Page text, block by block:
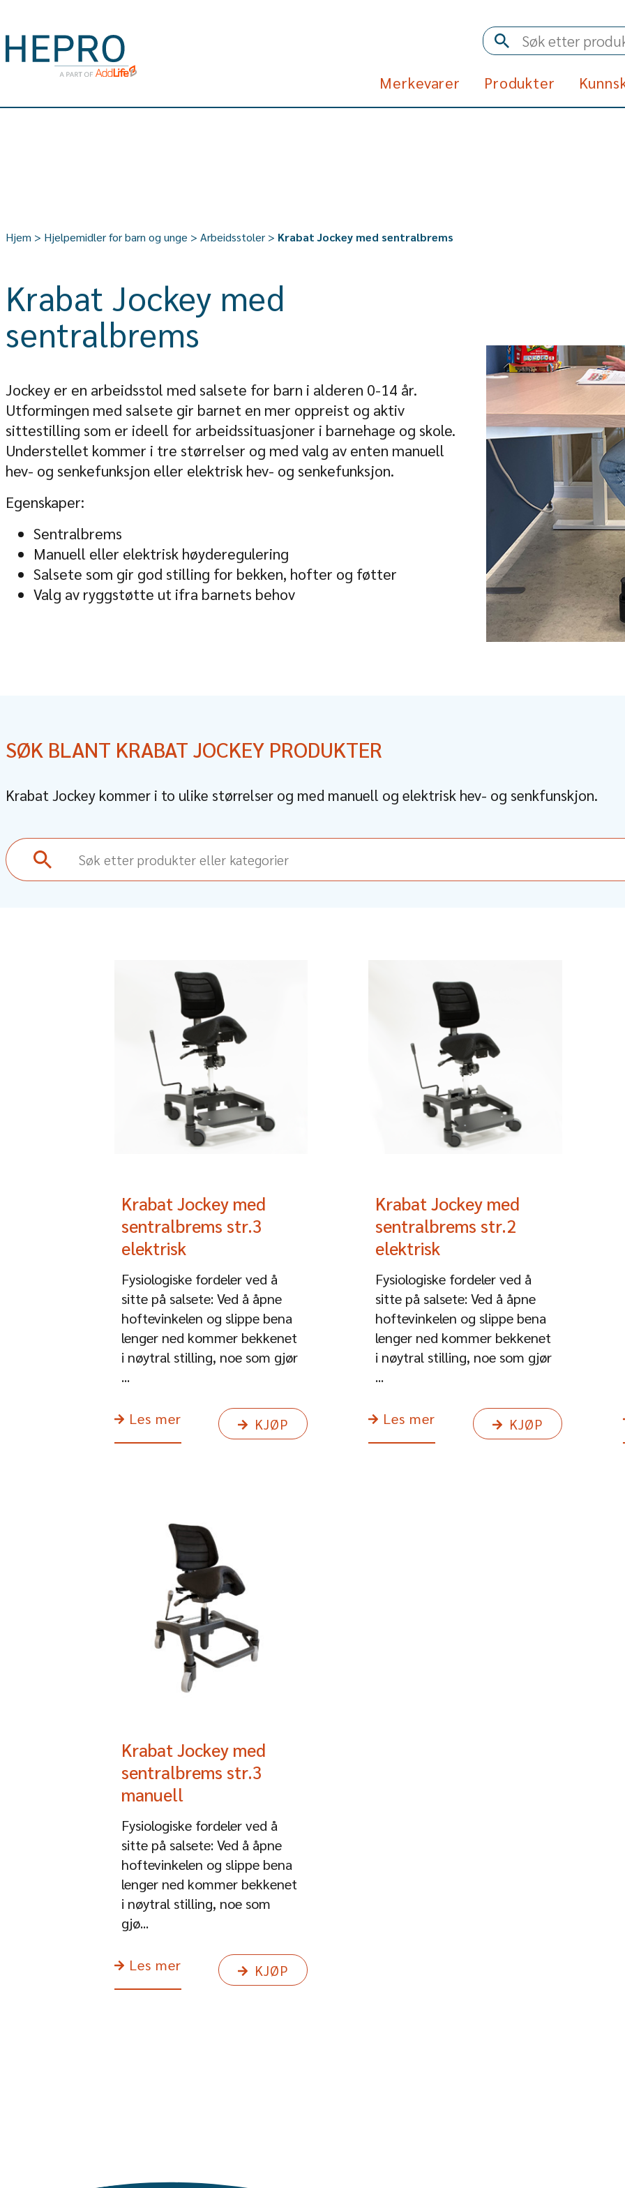
Merkevarer Produkter
Hjem > Hjelpemidler for barn og unge > Arbeidsstoler > Krabat Jockey med sentralbrems
Krabat Jockey med
sentralbrems
Jockey er en arbeidsstol med salsete for barn i alderen 0-14 år.
Utformingen med salsete gir barnet en mer oppreist og aktiv
sittestilling som er ideell for arbeidssituasjoner i barnehage og skole.
Understellet kommer i tre størrelser og med valg av enten manuell
hev- og senkefunksjon eller elektrisk hev- og senkefunksjon.
Egenskaper:
Sentralbrems
Manuell eller elektrisk høyderegulering
Salsete som gir god stilling for bekken, hofter og føtter
Valg av ryggstøtte ut ifra barnets behov
SØK BLANT KRABAT JOCKEY PRODUKTER
Krabat Jockey kommer i to ulike størrelser og med manuell og elektrisk hev- og senkfunskjon.
Krabat Jockey med
sentralbrems str.3
elektrisk
Fysiologiske fordeler ved å
sitte på salsete: Ved å åpne
hoftevinkelen og slippe bena
lenger ned kommer bekkenet
i nøytral stilling, noe som gjør
...
Les mer KJØP
Krabat Jockey med
sentralbrems str.2
elektrisk
Fysiologiske fordeler ved å
sitte på salsete: Ved å åpne
hoftevinkelen og slippe bena
lenger ned kommer bekkenet
i nøytral stilling, noe som gjør
...
Les mer KJØP
Krabat Jockey med
sentralbrems str.3
manuell
Fysiologiske fordeler ved å
sitte på salsete: Ved å åpne
hoftevinkelen og slippe bena
lenger ned kommer bekkenet
i nøytral stilling, noe som
gjø...
Les mer KJØP